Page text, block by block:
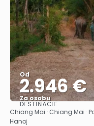
Od
2.946 €
Za osobu
DESTINÁCIE
Chiang Mai · Chiang Mai ·
Hanoj